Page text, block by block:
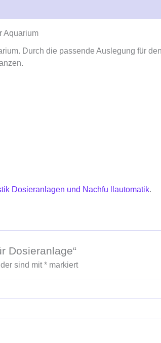
Aquarium
Durch die passende Auslegung für
Dosieranlagen und Nachfu llautomatik.
Dosieranlage“
sind mit*markiert